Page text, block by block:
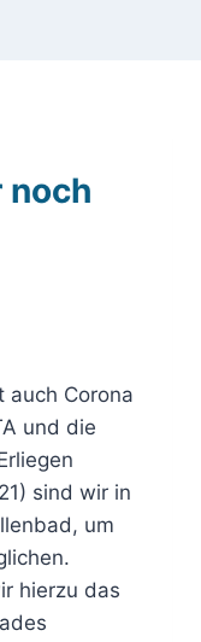
noch
auch Corona
und die
sind wir in
um
hierzu das